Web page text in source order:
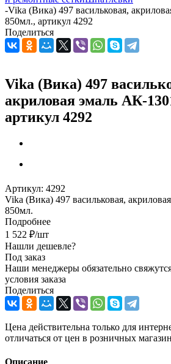
-Vika (Вика) 497 васильковая,
850мл., артикул 4292
Поделиться
Vika (Вика) 497
акриловая эмаль АК-
артикул 4292
Артикул: 4292
Vika (Вика) 497 васильковая,
850мл.
Подробнее
1 522 ₽/шт
Нашли дешевле?
Под заказ
Наши менеджеры обязательно
условия заказа
Поделиться
Цена действительна только для
отличаться от цен в розничных
Описание